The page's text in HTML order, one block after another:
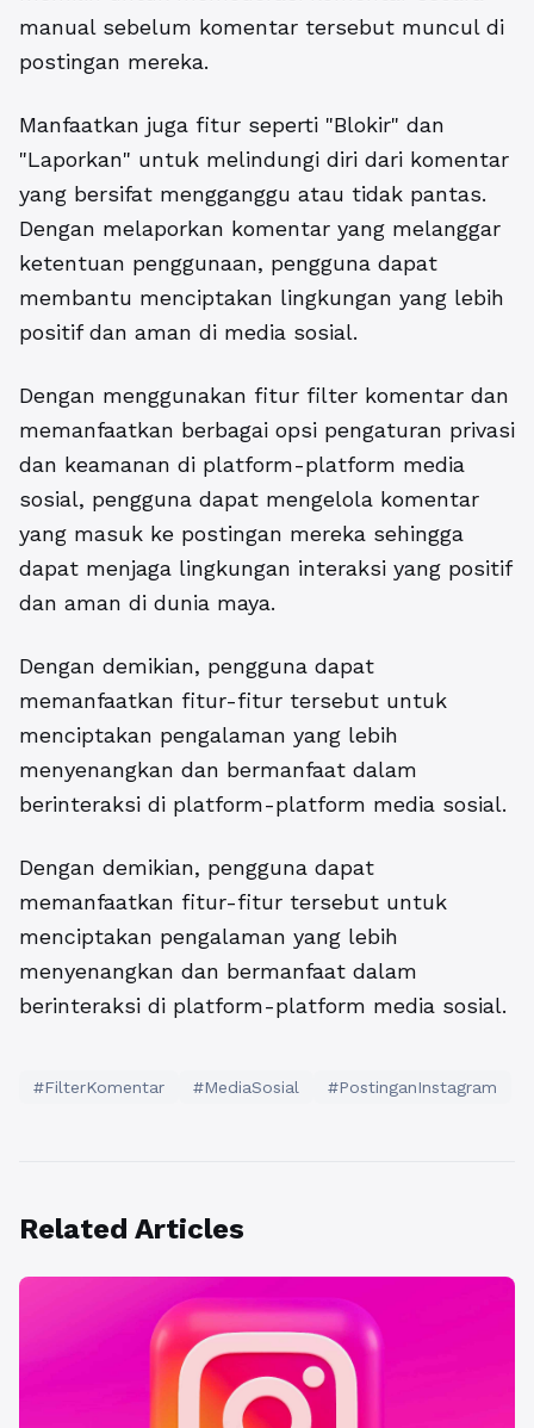
manual sebelum komentar tersebut muncul di
postingan mereka.
Manfaatkan juga fitur seperti "Blokir" dan
"Laporkan" untuk melindungi diri dari komentar
yang bersifat mengganggu atau tidak pantas.
Dengan melaporkan komentar yang melanggar
ketentuan penggunaan, pengguna dapat
membantu menciptakan lingkungan yang lebih
positif dan aman di media sosial.
Dengan menggunakan fitur filter komentar dan
memanfaatkan berbagai opsi pengaturan privasi
dan keamanan di platform-platform media
sosial, pengguna dapat mengelola komentar
yang masuk ke postingan mereka sehingga
dapat menjaga lingkungan interaksi yang positif
dan aman di dunia maya.
Dengan demikian, pengguna dapat
memanfaatkan fitur-fitur tersebut untuk
menciptakan pengalaman yang lebih
menyenangkan dan bermanfaat dalam
berinteraksi di platform-platform media sosial.
Dengan demikian, pengguna dapat
memanfaatkan fitur-fitur tersebut untuk
menciptakan pengalaman yang lebih
menyenangkan dan bermanfaat dalam
berinteraksi di platform-platform media sosial.
#FilterKomentar #MediaSosial #PostinganInstagram
Related Articles